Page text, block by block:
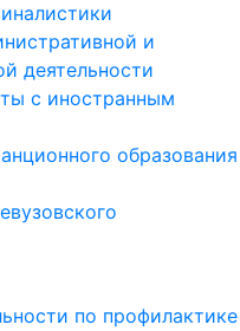
и
деятельности
с иностранным
образования
по профилактике